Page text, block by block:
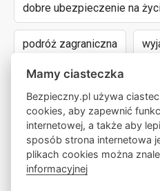
dobre ubezpieczenie na
podróż zagraniczna
assistance dla aut powyżej
następstwa
wyczynowe uprawianie
Mamy ciasteczka
Bezpieczny.pl używa
cookies, aby zapewnić
internetowej, a także aby
sposób strona internetowa
plikach cookies można
informacyjnej